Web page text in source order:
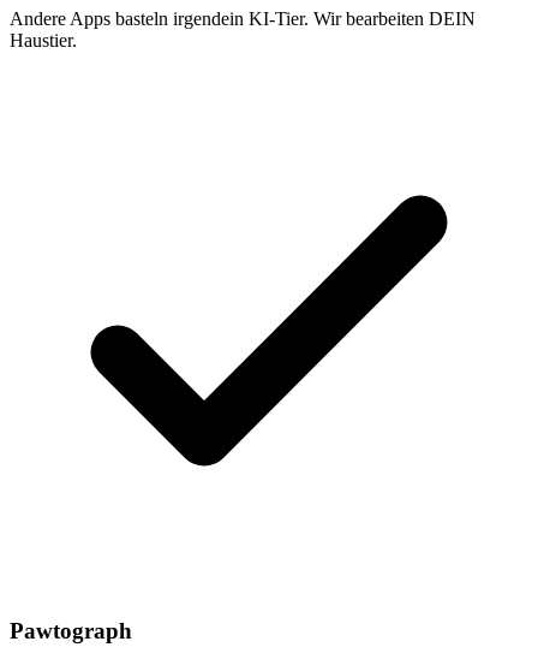
Andere Apps basteln irgendein KI-Tier. Wir bearbeiten DEIN
Haustier.
Pawtograph